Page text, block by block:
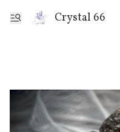
Crystal 66